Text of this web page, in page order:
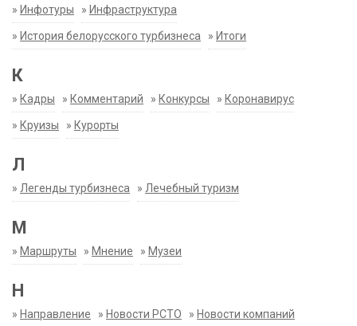
» Инфотуры » Инфраструктура
» История белорусского турбизнеса » Итоги
К
» Кадры » Комментарий » Конкурсы » Коронавирус
» Круизы » Курорты
Л
» Легенды турбизнеса » Лечебный туризм
М
» Маршруты » Мнение » Музеи
Н
» Направление » Новости РСТО » Новости компаний